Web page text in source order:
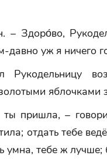
– Здоро́во,
давно уж я ничего
Рукодельницу
яблочками
пришла, –
отдать тебе
умна, тебе ж лучше;